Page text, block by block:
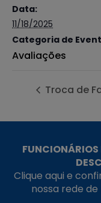
Data:
11/18/2025
Categoria de
Avaliações
Troca de
FUNCIONÁRIOS
Clique aqui e
nossa rede